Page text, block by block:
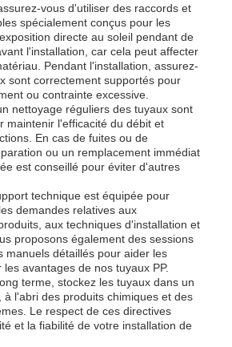
vous d'utiliser des raccords et
spécialement conçus pour les
directe au soleil pendant de
l'installation, car cela peut affecter
Pendant l'installation, assurez-
sont correctement supportés pour
ou contrainte excessive.
nettoyage réguliers des tuyaux sont
maintenir l'efficacité du débit et
En cas de fuites ou de
ou un remplacement immédiat
est conseillé pour éviter d'autres
technique est équipée pour
demandes relatives aux
aux techniques d'installation et
proposons également des sessions
manuels détaillés pour aider les
avantages de nos tuyaux PP.
terme, stockez les tuyaux dans un
à l'abri des produits chimiques et des
Le respect de ces directives
et la fiabilité de votre installation de